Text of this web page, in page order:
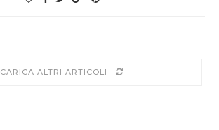
CARICA ALTRI ARTICOLI